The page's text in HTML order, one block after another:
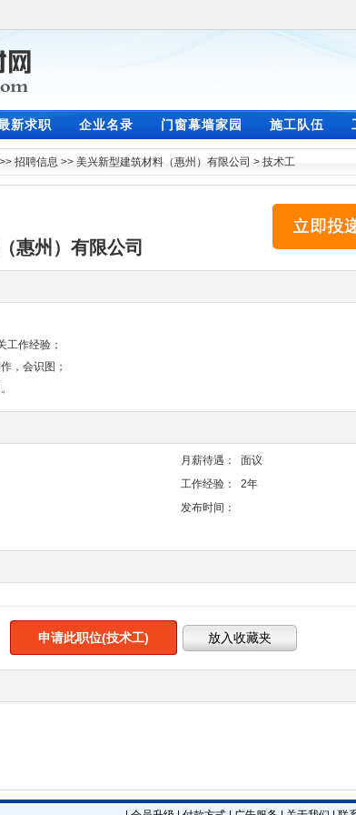
新求职 企业名录 门窗幕墙家园 施工队伍
>> 招聘信息 >> 美兴新型建筑材料（惠州）有限公司 > 技术工
惠州）有限公司
工作经验；
，会识图；
月薪待遇：
面议
工作经验：
2年
发布时间：
申请此职位(技术工)